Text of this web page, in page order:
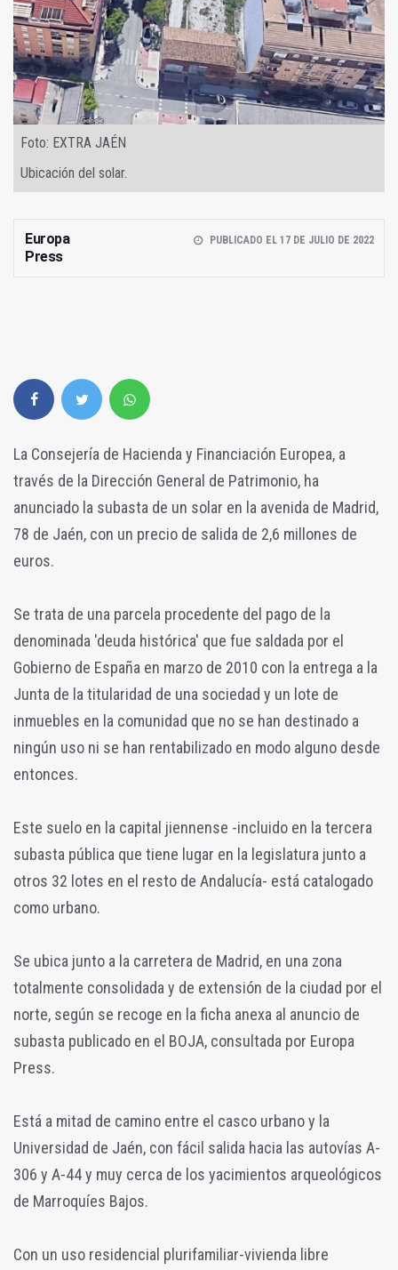
Foto: EXTRA JAÉN
Ubicación del solar.
Europa
Press
PUBLICADO EL 17 DE JULIO DE 2022
La Consejería de Hacienda y Financiación Europea, a
través de la Dirección General de Patrimonio, ha
anunciado la subasta de un solar en la avenida de Madrid,
78 de Jaén, con un precio de salida de 2,6 millones de
euros.
Se trata de una parcela procedente del pago de la
denominada 'deuda histórica' que fue saldada por el
Gobierno de España en marzo de 2010 con la entrega a la
Junta de la titularidad de una sociedad y un lote de
inmuebles en la comunidad que no se han destinado a
ningún uso ni se han rentabilizado en modo alguno desde
entonces.
Este suelo en la capital jiennense -incluido en la tercera
subasta pública que tiene lugar en la legislatura junto a
otros 32 lotes en el resto de Andalucía- está catalogado
como urbano.
Se ubica junto a la carretera de Madrid, en una zona
totalmente consolidada y de extensión de la ciudad por el
norte, según se recoge en la ficha anexa al anuncio de
subasta publicado en el BOJA, consultada por Europa
Press.
Está a mitad de camino entre el casco urbano y la
Universidad de Jaén, con fácil salida hacia las autovías A-
306 y A-44 y muy cerca de los yacimientos arqueológicos
de Marroquíes Bajos.
Con un uso residencial plurifamiliar-vivienda libre